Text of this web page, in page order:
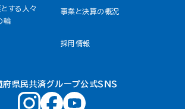
する人々
輪
事業と決算の概況
採用情報
府県民共済グループ公式ＳＮＳ